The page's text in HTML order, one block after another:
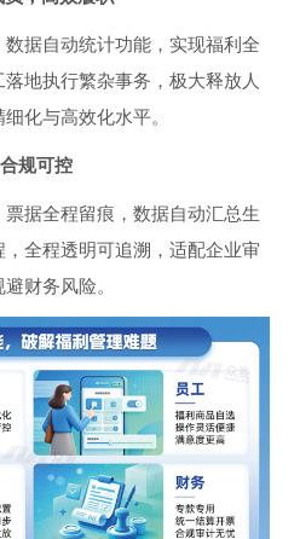
据自动统计功能，实现福利全
地执行繁杂事务，极大释放人
化与高效化水平。
规可控
据全程留痕，数据自动汇总生
全程透明可追溯，适配企业审
财务风险。